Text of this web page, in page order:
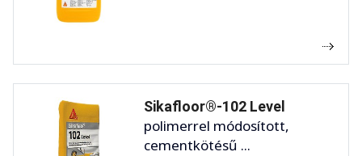
Sikafloor®-102 Level
polimerrel módosított,
cementkötésű ...